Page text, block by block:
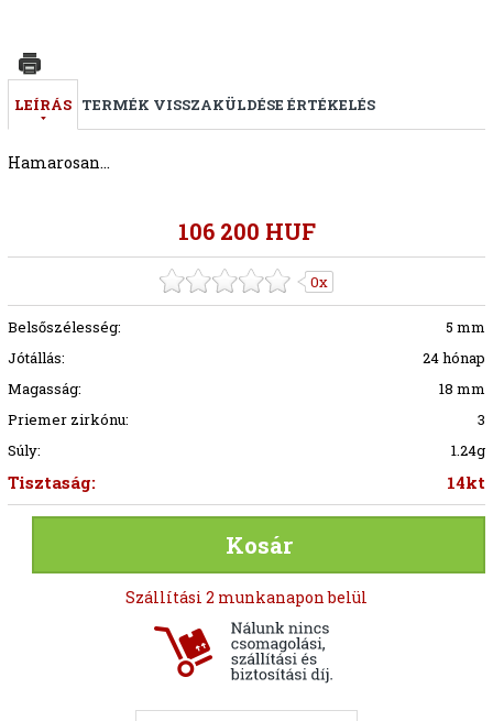
LEÍRÁS TERMÉK VISSZAKÜLDÉSE ÉRTÉKELÉS
Hamarosan...
106 200 HUF
0x
Belsőszélesség:
5 mm
Jótállás:
24 hónap
Magasság:
18 mm
Priemer zirkónu:
3
Súly:
1.24g
Tisztaság: 14kt
Kosár
Szállítási 2 munkanapon belül